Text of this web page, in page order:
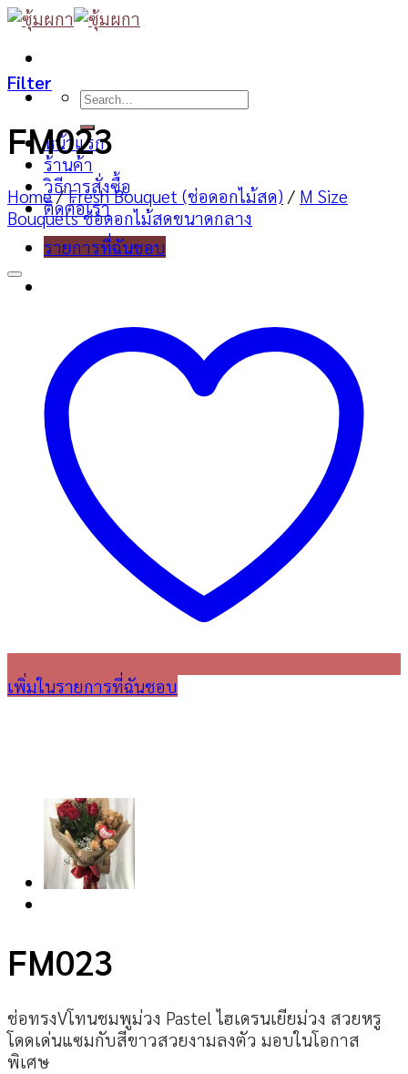
Skip
content
Search
หน้าแรก
ร้านค้า
วิธีการสั่งซื้อ
ติดต่อเรา
รายการที่ฉันชอบ
Filter
FM023
Home / Fresh Bouquet (ช่อดอกไม้สด) / M Size
Bouquets ช่อดอกไม้สดขนาดกลาง
เพิ่มในรายการที่ฉันชอบ
FM023
ช่อทรงVโทนชมพูม่วง Pastel ไฮเดรนเยียม่วง สวยหรู
โดดเด่นแซมกับสีขาวสวยงามลงตัว มอบในโอกาส
พิเศษ